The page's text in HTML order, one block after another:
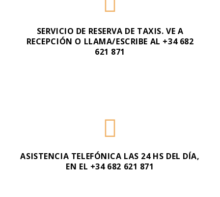
SERVICIO DE RESERVA DE TAXIS. VE A
RECEPCIÓN O LLAMA/ESCRIBE AL +34 682
621 871
ASISTENCIA TELEFÓNICA LAS 24 HS DEL DÍA,
EN EL +34 682 621 871